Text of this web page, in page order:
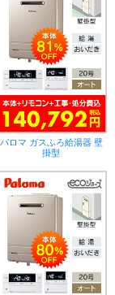
パロマ ガスふろ給湯器 壁
掛型